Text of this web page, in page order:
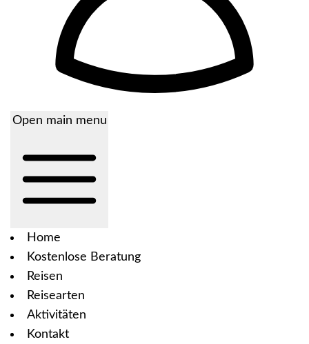
Open main menu
Home
Kostenlose Beratung
Reisen
Reisearten
Aktivitäten
Kontakt